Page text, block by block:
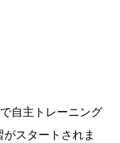
自主トレーニング
スタートされま